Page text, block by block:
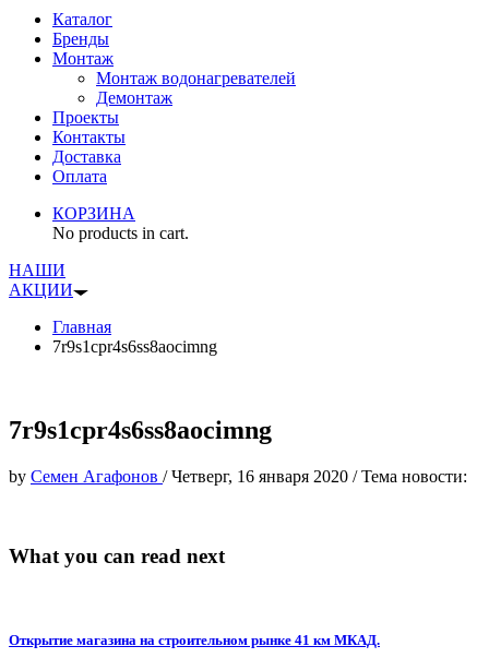
Каталог
Бренды
Монтаж
Монтаж водонагревателей
Демонтаж
Проекты
Контакты
Доставка
Оплата
КОРЗИНА
No products in cart.
НАШИ
АКЦИИ
Главная
7r9s1cpr4s6ss8aocimng
7r9s1cpr4s6ss8aocimng
by Семен Агафонов /Четверг, 16 января 2020 /Тема новости:
What you can read next
Открытие магазина на строительном рынке 41 км МКАД.